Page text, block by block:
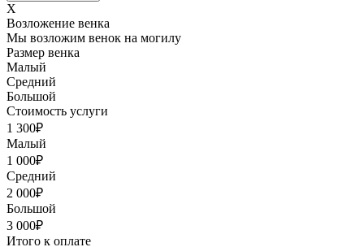
X
Возложение венка
Мы возложим венок на могилу
Размер венка
Малый
Средний
Большой
Стоимость услуги
1 300₽
Малый
1 000₽
Средний
2 000₽
Большой
3 000₽
Итого к оплате